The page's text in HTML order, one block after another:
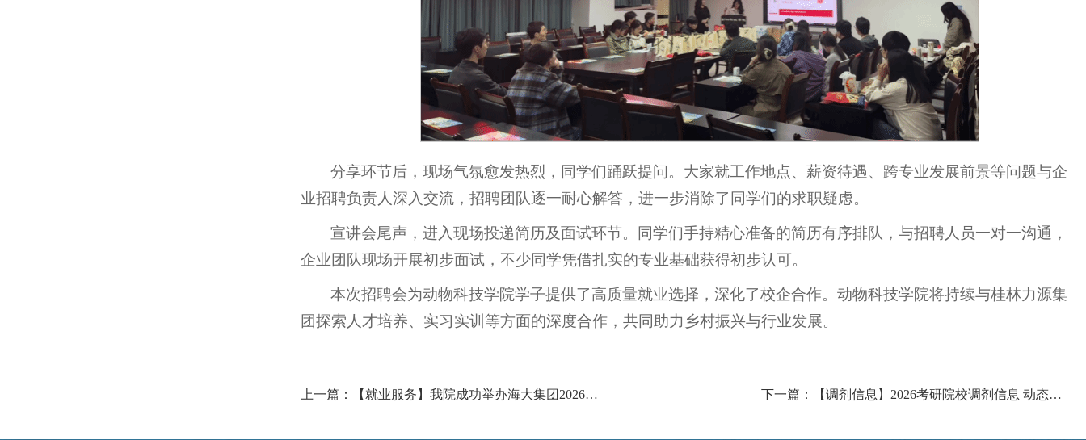
分享环节后，现场气氛愈发热烈，同学们踊跃提问。大家就工作地点、薪资待遇、跨专业发展前景等问题与企
业招聘负责人深入交流，招聘团队逐一耐心解答，进一步消除了同学们的求职疑虑。
宣讲会尾声，进入现场投递简历及面试环节。同学们手持精心准备的简历有序排队，与招聘人员一对一沟通，
企业团队现场开展初步面试，不少同学凭借扎实的专业基础获得初步认可。
本次招聘会为动物科技学院学子提供了高质量就业选择，深化了校企合作。动物科技学院将持续与桂林力源集
团探索人才培养、实习实训等方面的深度合作，共同助力乡村振兴与行业发展。
下一篇：【调剂信息】2026考研院校调剂信息 动态更新（更新至4月7日）
上一篇：【就业服务】我院成功举办海大集团2026届毕业生全球校园招聘会